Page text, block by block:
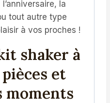
la
tout autre type
à vos proches !
shaker à
et
moments